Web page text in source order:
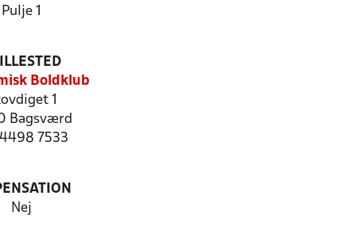
Pulje 1
Boldklub
1
Bagsværd
4498 7533
Nej